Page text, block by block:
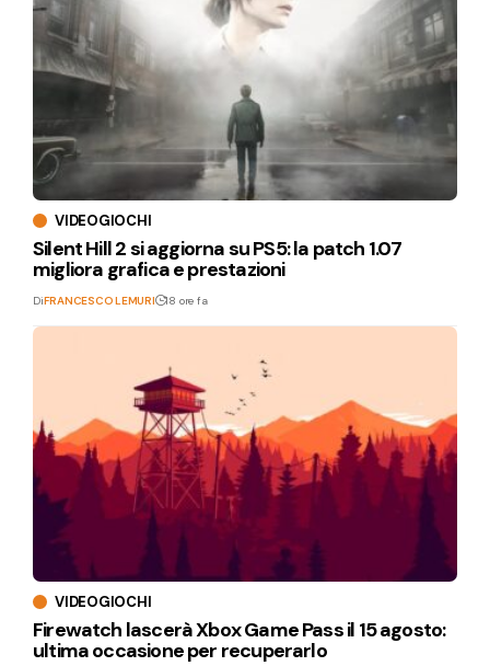
VIDEOGIOCHI
Silent Hill 2 si aggiorna su PS5: la patch 1.07
migliora grafica e prestazioni
DiFRANCESCO LEMURI 18 ore fa
VIDEOGIOCHI
Firewatch lascerà Xbox Game Pass il 15 agosto:
ultima occasione per recuperarlo